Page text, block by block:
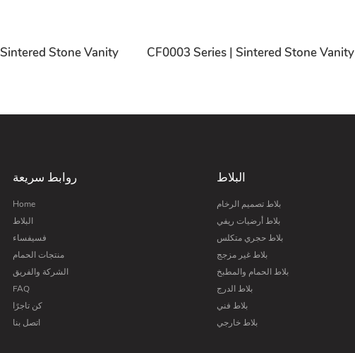
Stone Vanity CF0003 Series | Sintered Stone Vanity
روابط سريعة
Home
البلاط
فسيفساء
منتجات الحمام
الشركة والفريق
FAQ
كن تاجرًا
اتصل بنا
البلاط
بلاط تصميم الرخام
بلاط أرضيات ريفي
بلاط حجري متكلس
بلاط غير مزجج
بلاط الحمام والمطبخ
بلاط الدرج
بلاط فني
بلاط خارجي